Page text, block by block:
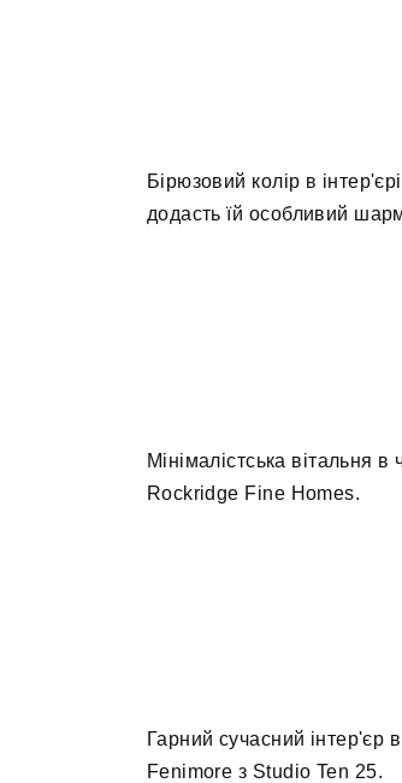
Бірюзовий колір в
додасть їй особливий
Мінімалістська вітальня
Rockridge Fine Homes.
Гарний сучасний інтер'єр
Fenimore з Studio Ten 25.